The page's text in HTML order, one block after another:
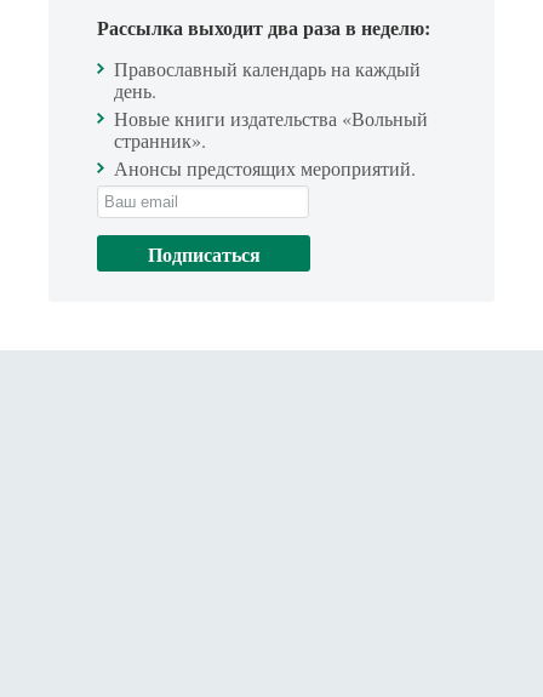
Рассылка выходит два раза в неделю:
Православный календарь на каждый
день.
Новые книги издательства «Вольный
странник».
Анонсы предстоящих мероприятий.